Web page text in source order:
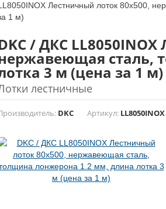
Лестничный лоток 80х500,
1 м)
/ ДКС
сталь,
3 м (цена за 1 м)
лестничные
DKC Артикул: LL8050INOX